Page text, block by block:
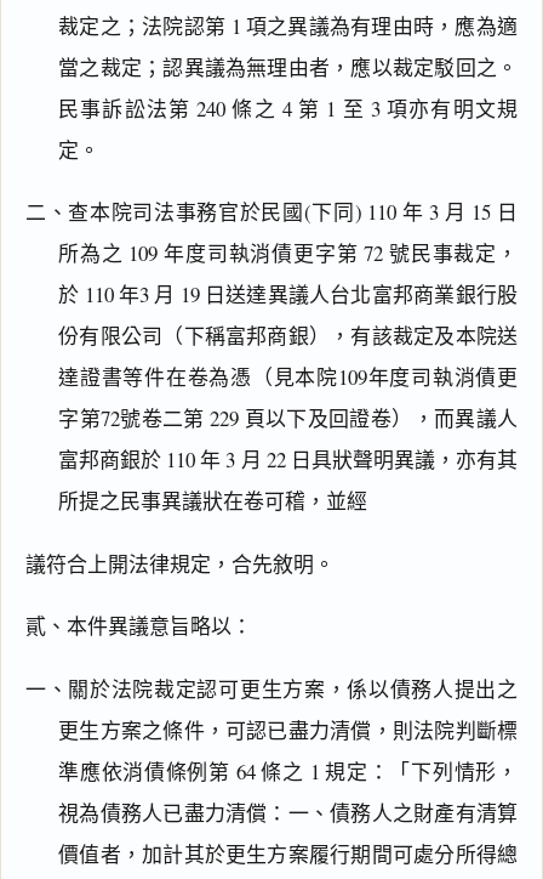
裁定之；法院認第 1 項之異議為有理由時，應為適
當之裁定；認異議為無理由者，應以裁定駁回之。
民事訴訟法第 240 條之 4 第 1 至 3 項亦有明文規
定。
二、查本院司法事務官於民國(下同) 110 年 3 月 15 日
所為之 109 年度司執消債更字第 72 號民事裁定，
於 110 年3 月 19 日送達異議人台北富邦商業銀行股
份有限公司（下稱富邦商銀），有該裁定及本院送
達證書等件在卷為憑（見本院109年度司執消債更
字第72號卷二第 229 頁以下及回證卷），而異議人
富邦商銀於 110 年 3 月 22 日具狀聲明異議，亦有其
所提之民事異議狀在卷可稽，並經
議符合上開法律規定，合先敘明。
貳、本件異議意旨略以：
一、關於法院裁定認可更生方案，係以債務人提出之
更生方案之條件，可認已盡力清償，則法院判斷標
準應依消債條例第 64 條之 1 規定：「下列情形，
視為債務人已盡力清償：一、債務人之財產有清算
價值者，加計其於更生方案履行期間可處分所得總